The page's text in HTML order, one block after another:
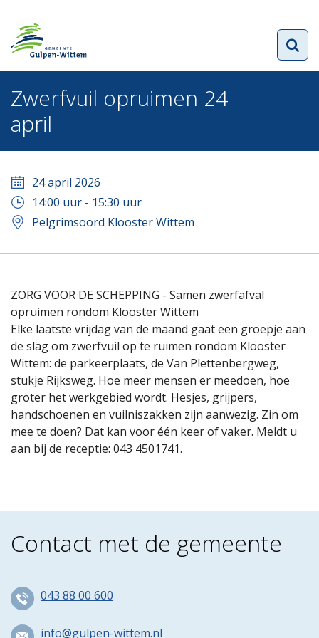
Zwerfvuil opruimen 24
april
24 april 2026
14:00 uur - 15:30 uur
Pelgrimsoord Klooster Wittem
ZORG VOOR DE SCHEPPING - Samen zwerfafval
opruimen rondom Klooster Wittem
Elke laatste vrijdag van de maand gaat een groepje aan
de slag om zwerfvuil op te ruimen rondom Klooster
Wittem: de parkeerplaats, de Van Plettenbergweg,
stukje Rijksweg. Hoe meer mensen er meedoen, hoe
groter het werkgebied wordt. Hesjes, grijpers,
handschoenen en vuilniszakken zijn aanwezig. Zin om
mee te doen? Dat kan voor één keer of vaker. Meldt u
aan bij de receptie: 043 4501741.
Contact met de gemeente
043 88 00 600
info@gulpen-wittem.nl